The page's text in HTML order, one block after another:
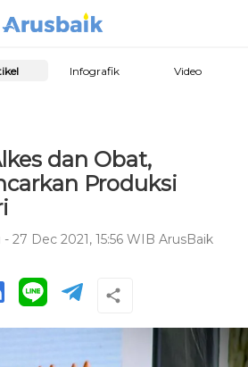
Infografik Video
dan Obat,
Produksi
- 27 Dec 2021, 15:56 WIB ArusBaik